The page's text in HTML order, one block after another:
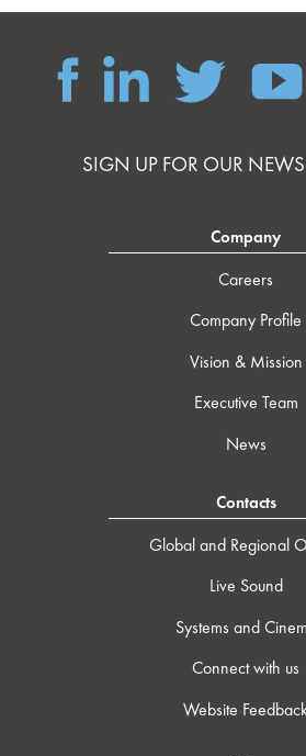
SIGN UP FOR OUR
Company
Careers
Company Profile
Vision & Mission
Executive Team
News
Contacts
Global and Regional
Live Sound
Systems and
Connect with us
Website